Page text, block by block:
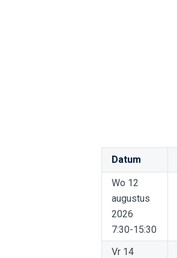
Datum
Wo 12
augustus
2026
7:30-15:30
Vr 14